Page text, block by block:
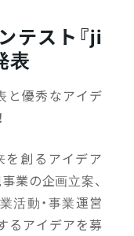
テスト『ji
表
と優秀なアイデ
を創るアイデア
業の企画立案、
活動・事業運営
るアイデアを募